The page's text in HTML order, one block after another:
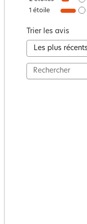
1 étoile
Trier les avis